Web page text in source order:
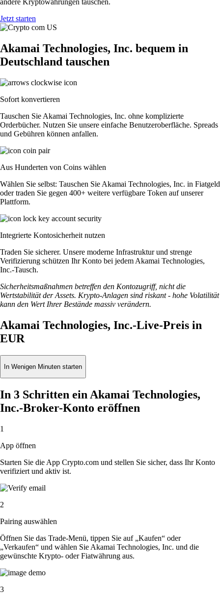
Jetzt starten
Akamai Technologies, Inc. bequem in
Deutschland tauschen
Sofort konvertieren
Tauschen Sie Akamai Technologies, Inc. ohne komplizierte
Orderbücher. Nutzen Sie unsere einfache Benutzeroberfläche. Spreads
und Gebühren können anfallen.
Aus Hunderten von Coins wählen
Wählen Sie selbst: Tauschen Sie Akamai Technologies, Inc. in Fiatgeld
oder traden Sie gegen 400+ weitere verfügbare Token auf unserer
Plattform.
Integrierte Kontosicherheit nutzen
Traden Sie sicherer. Unsere moderne Infrastruktur und strenge
Verifizierung schützen Ihr Konto bei jedem Akamai Technologies,
Inc.-Tausch.
Sicherheitsmaßnahmen betreffen den Kontozugriff, nicht die
Wertstabilität der Assets. Krypto-Anlagen sind riskant - hohe Volatilität
kann den Wert Ihrer Bestände massiv verändern.
Akamai Technologies, Inc.-Live-Preis in
EUR
In Wenigen Minuten starten
In 3 Schritten ein Akamai Technologies,
Inc.-Broker-Konto eröffnen
1
App öffnen
Starten Sie die App Crypto.com und stellen Sie sicher, dass Ihr Konto
verifiziert und aktiv ist.
2
Pairing auswählen
Öffnen Sie das Trade-Menü, tippen Sie auf „Kaufen“ oder
„Verkaufen“ und wählen Sie Akamai Technologies, Inc. und die
gewünschte Krypto- oder Fiatwährung aus.
3